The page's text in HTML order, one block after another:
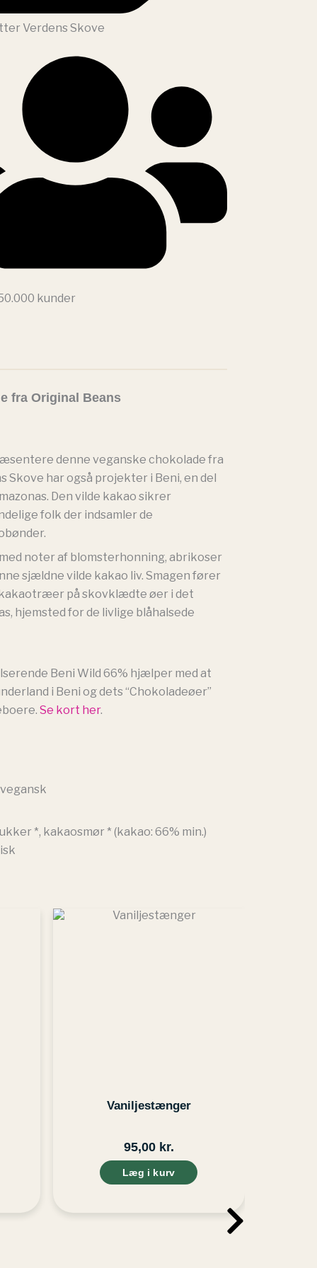
Verdens Skove
kunder
fra Original Beans
denne veganske chokolade fra
Skove har også projekter i Beni, en del
Den vilde kakao sikrer
folk der indsamler de
noter af blomsterhonning, abrikoser
sjældne vilde kakao liv. Smagen fører
på skovklædte øer i det
hjemsted for de livlige blåhalsede
Beni Wild 66% hjælper med at
i Beni og dets “Chokoladeøer”
Se kort her.
*, kakaosmør * (kakao: 66% min.)
Vaniljestænger
95,00 kr.
Læg i kurv